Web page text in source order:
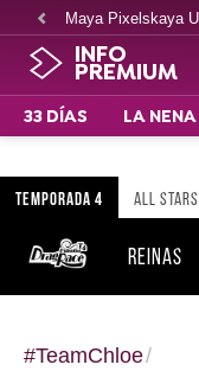
Maya Pixelskaya
INFO
PREMIUM
33 DÍAS LA NENA
TEMPORADA 4 ALL STARS
REINAS
#TeamChloe